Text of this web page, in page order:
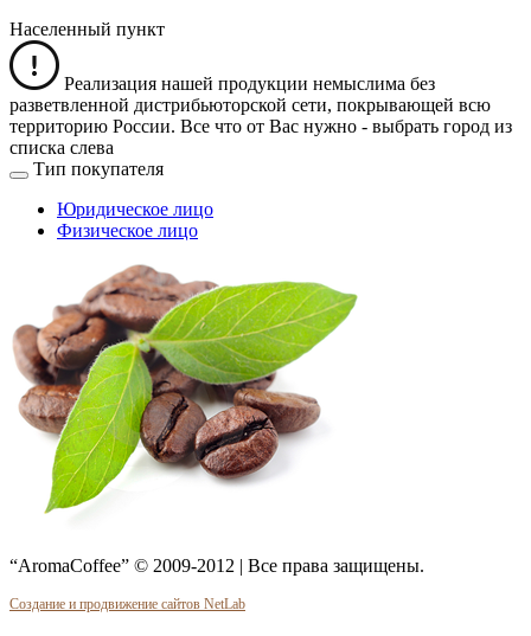
Населенный пункт
Реализация нашей продукции немыслима без
разветвленной дистрибьюторской сети, покрывающей всю
территорию России. Все что от Вас нужно - выбрать город из
списка слева
Тип покупателя
Юридическое лицо
Физическое лицо
“AromaCoffee” © 2009-2012 | Все права защищены.
Создание и продвижение сайтов NetLab